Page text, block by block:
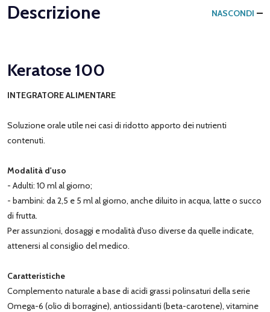
Descrizione NASCONDI
Keratose 100
INTEGRATORE ALIMENTARE
Soluzione orale utile nei casi di ridotto apporto dei nutrienti
contenuti.
Modalità d'uso
- Adulti: 10 ml al giorno;
- bambini: da 2,5 e 5 ml al giorno, anche diluito in acqua, latte o succo
di frutta.
Per assunzioni, dosaggi e modalità d'uso diverse da quelle indicate,
attenersi al consiglio del medico.
Caratteristiche
Complemento naturale a base di acidi grassi polinsaturi della serie
Omega-6 (olio di borragine), antiossidanti (beta-carotene), vitamine